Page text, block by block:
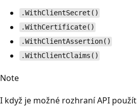
.WithClientSecret()
.WithCertificate()
.WithClientAssertion()
.WithClientClaims()
Note
I když je možné rozhraní API použít